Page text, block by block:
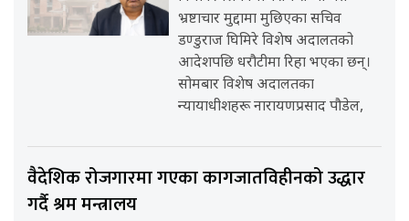
भ्रष्टाचार मुद्दामा मुछिएका सचिव
डण्डुराज घिमिरे विशेष अदालतको
आदेशपछि धरौटीमा रिहा भएका छन्।
सोमबार विशेष अदालतका
न्यायाधीशहरू नारायणप्रसाद पौडेल,
वैदेशिक रोजगारमा गएका कागजातविहीनको उद्धार
गर्दै श्रम मन्त्रालय